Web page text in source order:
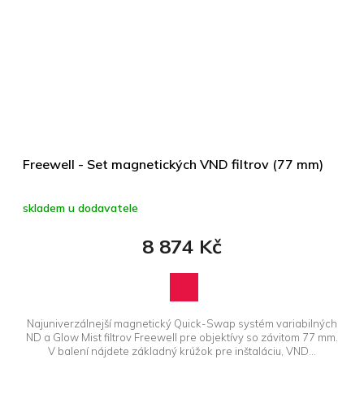
Freewell - Set magnetických VND filtrov (77 mm)
skladem u dodavatele
8 874 Kč
Najuniverzálnejší magnetický Quick-Swap systém variabilných
ND a Glow Mist filtrov Freewell pre objektívy so závitom 77 mm.
V balení nájdete základný krúžok pre inštaláciu, VND...